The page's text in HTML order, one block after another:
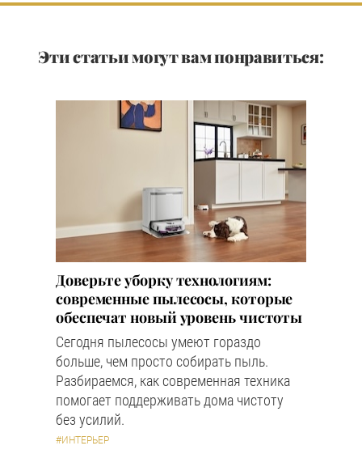
Эти статьи могут вам понравиться:
Доверьте уборку технологиям:
современные пылесосы, которые
обеспечат новый уровень чистоты
Сегодня пылесосы умеют гораздо
больше, чем просто собирать пыль.
Разбираемся, как современная техника
помогает поддерживать дома чистоту
без усилий.
#ИНТЕРЬЕР